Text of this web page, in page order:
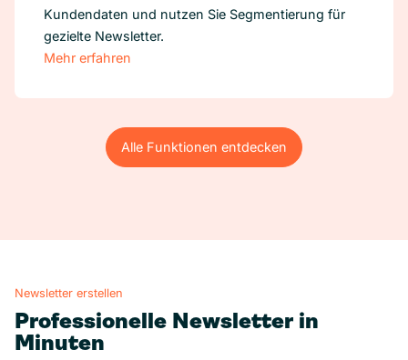
Kundendaten und nutzen Sie Segmentierung für
gezielte Newsletter.
Mehr erfahren
Alle Funktionen entdecken
Alle Funktionen entdecken
Newsletter erstellen
Professionelle Newsletter in
Minuten